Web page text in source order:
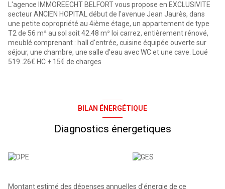
L'agence IMMOREECHT BELFORT vous propose en EXCLUSIVITE
secteur ANCIEN HOPITAL début de l'avenue Jean Jaurès, dans
une petite copropriété au 4ième étage, un appartement de type
T2 de 56 m² au sol soit 42.48 m² loi carrez, entièrement rénové,
meublé comprenant : hall d'entrée, cuisine équipée ouverte sur
séjour, une chambre, une salle d'eau avec WC et une cave. Loué
519..26€ HC + 15€ de charges
BILAN ÉNERGÉTIQUE
Diagnostics énergetiques
Montant estimé des dépenses annuelles d'énergie de ce